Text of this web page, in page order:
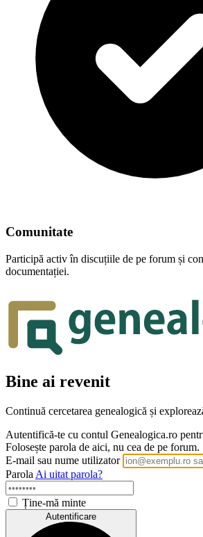
Comunitate
Participă activ în discuțiile de pe forum și
documentației.
Bine ai revenit
Continuă cercetarea genealogică și
Autentifică-te cu contul Genealogica.ro
Folosește parola de aici, nu cea de pe forum.
E-mail sau nume utilizator
Parola Ai uitat parola?
Ține-mă minte
Autentificare